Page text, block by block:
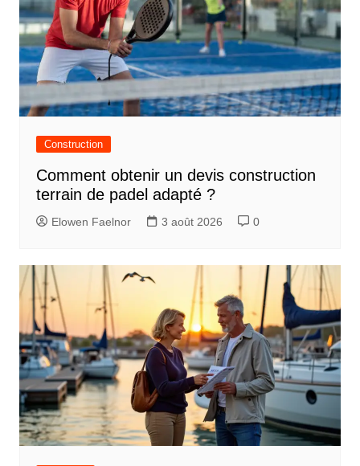
Construction
Comment obtenir un devis construction
terrain de padel adapté ?
Elowen Faelnor 3 août 2026 0